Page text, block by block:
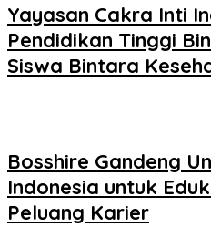
Yayasan Cakra Inti
Pendidikan Tinggi
Siswa Bintara
Bosshire Gandeng
Indonesia untuk
Peluang Karier